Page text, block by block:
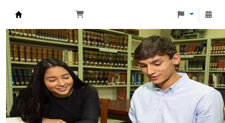
Biblioteca Universidad Monteávila